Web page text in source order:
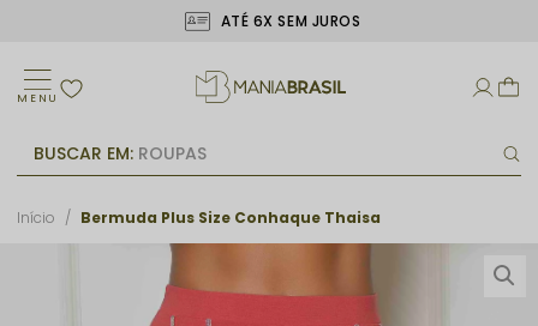
ATÉ 6X SEM JUROS
MENU
BUSCAR EM: ROUPAS
Início Bermuda Plus Size Conhaque Thaisa